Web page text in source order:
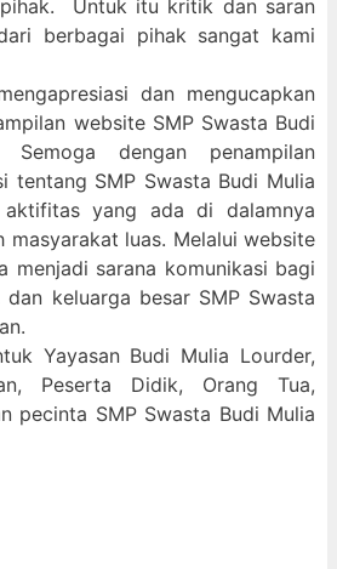
Untuk itu kritik dan saran
berbagai pihak sangat kami
dan mengucapkan
website SMP Swasta Budi
Semoga dengan penampilan
tentang SMP Swasta Budi Mulia
yang ada di dalamnya
masyarakat luas. Melalui website
menjadi sarana komunikasi bagi
dan keluarga besar SMP Swasta
Yayasan Budi Mulia Lourder,
Peserta Didik, Orang Tua,
pecinta SMP Swasta Budi Mulia